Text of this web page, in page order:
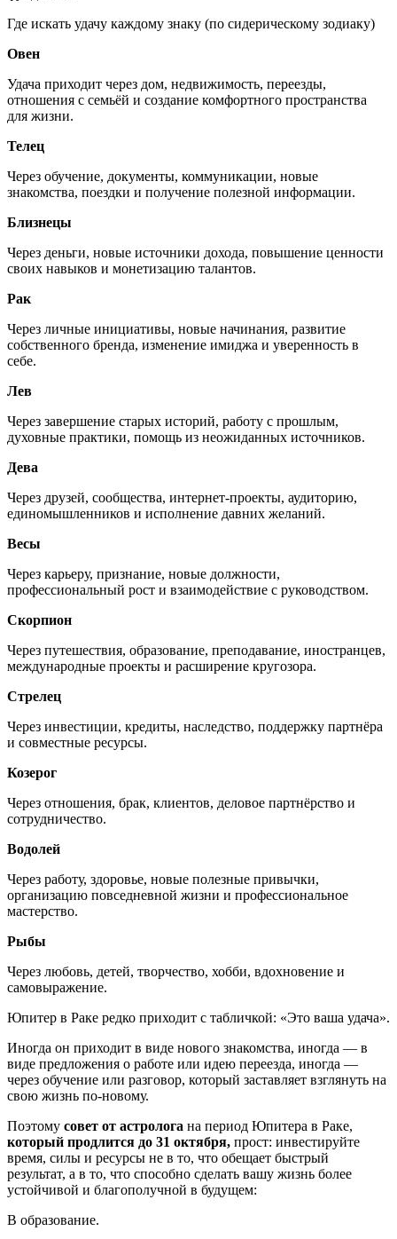
Где искать удачу каждому знаку (по сидерическому зодиаку)
Овен
Удача приходит через дом, недвижимость, переезды,
отношения с семьёй и создание комфортного пространства
для жизни.
Телец
Через обучение, документы, коммуникации, новые
знакомства, поездки и получение полезной информации.
Близнецы
Через деньги, новые источники дохода, повышение ценности
своих навыков и монетизацию талантов.
Рак
Через личные инициативы, новые начинания, развитие
собственного бренда, изменение имиджа и уверенность в
себе.
Лев
Через завершение старых историй, работу с прошлым,
духовные практики, помощь из неожиданных источников.
Дева
Через друзей, сообщества, интернет-проекты, аудиторию,
единомышленников и исполнение давних желаний.
Весы
Через карьеру, признание, новые должности,
профессиональный рост и взаимодействие с руководством.
Скорпион
Через путешествия, образование, преподавание, иностранцев,
международные проекты и расширение кругозора.
Стрелец
Через инвестиции, кредиты, наследство, поддержку партнёра
и совместные ресурсы.
Козерог
Через отношения, брак, клиентов, деловое партнёрство и
сотрудничество.
Водолей
Через работу, здоровье, новые полезные привычки,
организацию повседневной жизни и профессиональное
мастерство.
Рыбы
Через любовь, детей, творчество, хобби, вдохновение и
самовыражение.
Юпитер в Раке редко приходит с табличкой: «Это ваша удача».
Иногда он приходит в виде нового знакомства, иногда — в
виде предложения о работе или идею переезда, иногда —
через обучение или разговор, который заставляет взглянуть на
свою жизнь по-новому.
Поэтому совет от астролога на период Юпитера в Раке,
который продлится до 31 октября, прост: инвестируйте
время, силы и ресурсы не в то, что обещает быстрый
результат, а в то, что способно сделать вашу жизнь более
устойчивой и благополучной в будущем:
В образование.